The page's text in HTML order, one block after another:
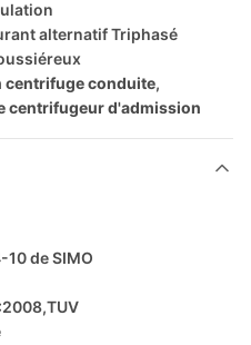
alternatif Triphasé
centrifuge conduite,
centrifugeur d'admission
de SIMO